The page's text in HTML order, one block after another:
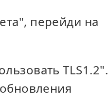
перейди на
TLS1.2".